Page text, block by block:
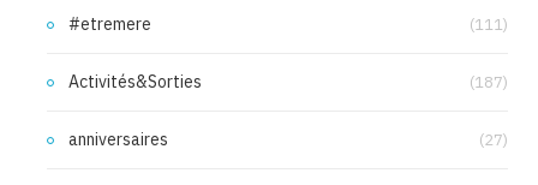
#etremere (111)
Activités&Sorties (187)
anniversaires (27)